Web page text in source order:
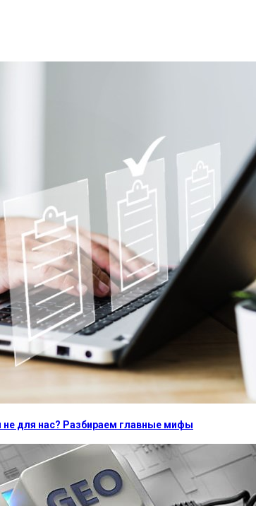
для нас? Разбираем главные мифы